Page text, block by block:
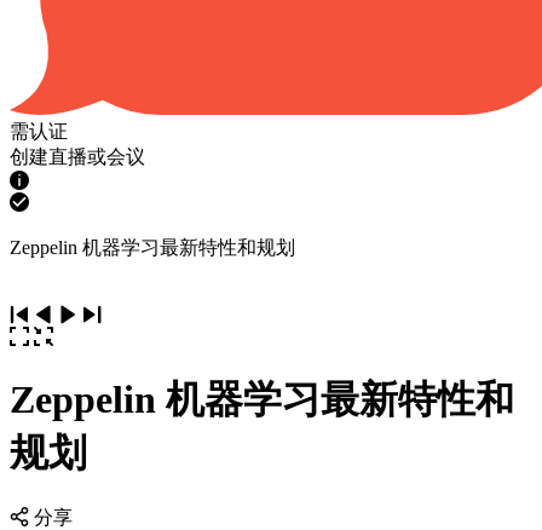
需认证
创建直播或会议
Zeppelin 机器学习最新特性和规划
Zeppelin 机器学习最新特性和
规划
分享